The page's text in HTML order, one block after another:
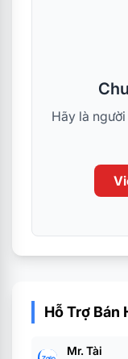
Hãy là
Hỗ Trợ Bán
Mr. Tài